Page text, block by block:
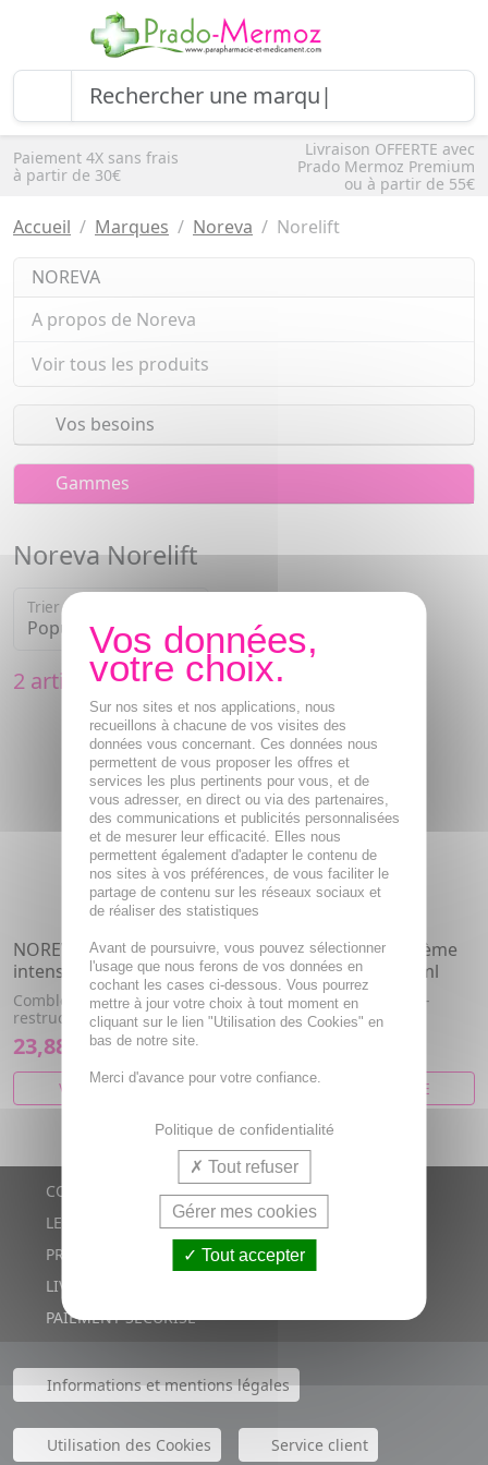
Paiement 4X sans frais
à partir de 30€
Livraison OFFERTE avec
Prado Mermoz Premium
ou à partir de 55€
Accueil Marques Noreva Norelift
NOREVA
A propos de Noreva
Voir tous les produits
Vos besoins
Gammes
Noreva Norelift
Trier par
2 articles
NOREVA Norelift - Sérum
intensif anti-rides 15ml
Comble rides & ridules -
restructure - lifte
23,88€
VOIR CET ARTICLE
NOREVA Norelift - Crème
de jour anti-rides 40ml
Comble rides & ridules -
restructure - nourrit
VOIR CET ARTICLE
CONTACTS
LE BLOG
PROMOTIONS
LIVRAISON RAPIDE
PAIEMENT SÉCURISÉ
Informations et mentions légales
Utilisation des Cookies Service client
Sur nos sites et nos applications, nous
recueillons à chacune de vos visites des
données vous concernant. Ces données nous
permettent de vous proposer les offres et
services les plus pertinents pour vous, et de
vous adresser, en direct ou via des partenaires,
des communications et publicités personnalisées
et de mesurer leur efficacité. Elles nous
permettent également d'adapter le contenu de
nos sites à vos préférences, de vous faciliter le
partage de contenu sur les réseaux sociaux et
de réaliser des statistiques
Avant de poursuivre, vous pouvez sélectionner
l'usage que nous ferons de vos données en
cochant les cases ci-dessous. Vous pourrez
mettre à jour votre choix à tout moment en
cliquant sur le lien "Utilisation des Cookies" en
bas de notre site.
Merci d'avance pour votre confiance.
Politique de confidentialité
Tout refuser
Gérer mes cookies
Tout accepter